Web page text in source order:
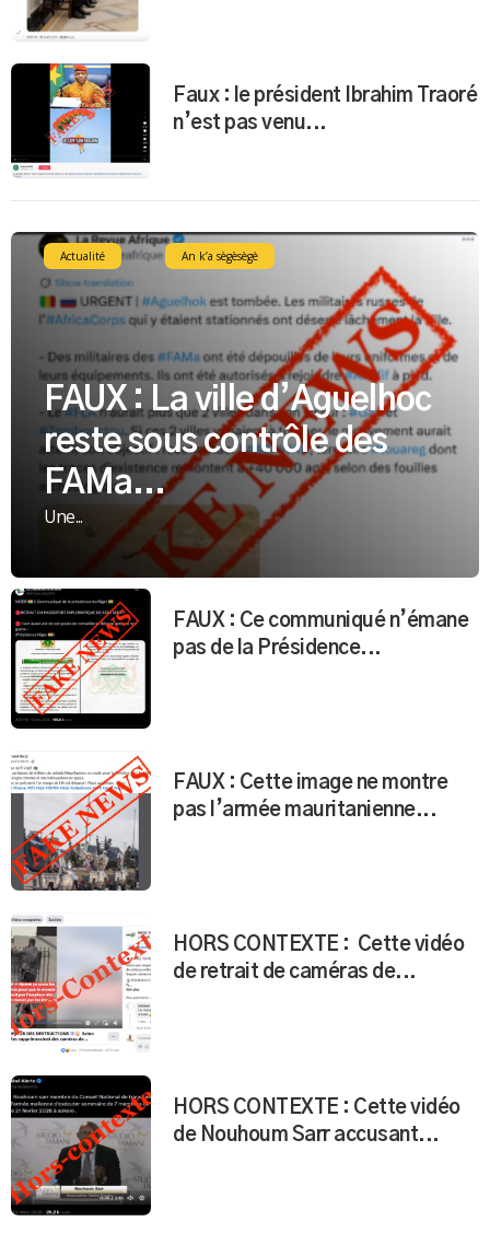
Faux : le président Ibrahim Traoré
n’est pas venu...
Actualité An k’a sègèsègè
FAUX : La ville d’Aguelhoc
reste sous contrôle des
FAMa...
Une...
FAUX : Ce communiqué n’émane
pas de la Présidence...
FAUX : Cette image ne montre
pas l’armée mauritanienne...
HORS CONTEXTE : Cette vidéo
de retrait de caméras de...
HORS CONTEXTE : Cette vidéo
de Nouhoum Sarr accusant...